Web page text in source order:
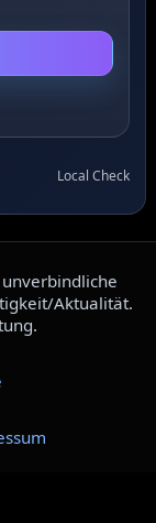
Local Check
Aktualität.